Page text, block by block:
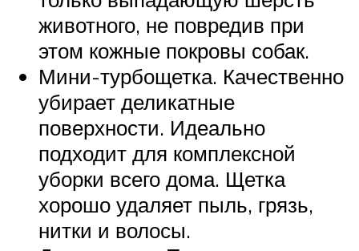
животного, не повредив при
этом кожные покровы собак.
Мини-турбощетка. Качественно
убирает деликатные
поверхности. Идеально
подходит для комплексной
уборки всего дома. Щетка
хорошо удаляет пыль, грязь,
нитки и волосы.